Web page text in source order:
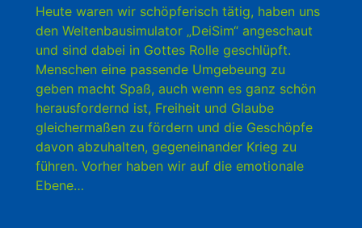
Heute waren wir schöpferisch tätig, haben uns
den Weltenbausimulator „DeiSim“ angeschaut
und sind dabei in Gottes Rolle geschlüpft.
Menschen eine passende Umgebeung zu
geben macht Spaß, auch wenn es ganz schön
herausfordernd ist, Freiheit und Glaube
gleichermaßen zu fördern und die Geschöpfe
davon abzuhalten, gegeneinander Krieg zu
führen. Vorher haben wir auf die emotionale
Ebene…